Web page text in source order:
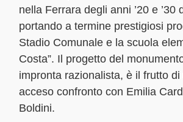
nella Ferrara degli anni ’20 e ’30
portando a termine prestigiosi
Stadio Comunale e la scuola
Costa”. Il progetto del
impronta razionalista, è il frutto
acceso confronto con Emilia
Boldini.